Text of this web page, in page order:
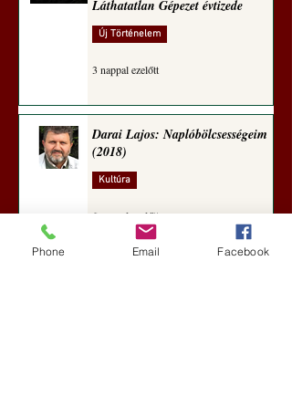
Láthatatlan Gépezet évtizede
Új Történelem
3 nappal ezelőtt
Darai Lajos: Naplóbölcsességeim
(2018)
Kultúra
6 nappal ezelőtt
Phone Email Facebook